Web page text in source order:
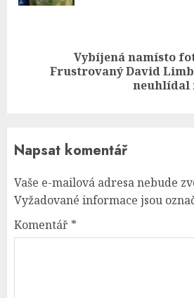
Vybíjená namísto
Frustrovaný David
neuhlídal
Napsat komentář
Vaše e-mailová adresa nebude
Vyžadované informace jsou
Komentář *